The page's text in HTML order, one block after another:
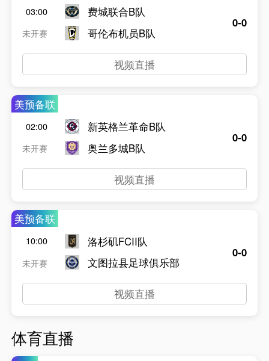
03:00
未开赛
费城联合B队
哥伦布机员B队
0-0
视频直播
美预备联
02:00
未开赛
新英格兰革命B队
奥兰多城B队
0-0
视频直播
美预备联
10:00
未开赛
洛杉矶FCII队
文图拉县足球俱乐部
0-0
视频直播
体育直播